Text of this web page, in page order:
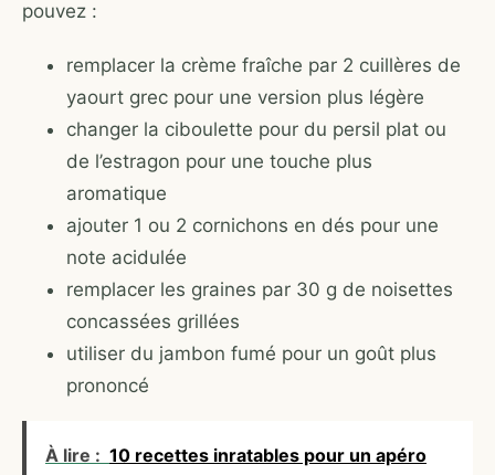
pouvez :
remplacer la crème fraîche par 2 cuillères de
yaourt grec pour une version plus légère
changer la ciboulette pour du persil plat ou
de l’estragon pour une touche plus
aromatique
ajouter 1 ou 2 cornichons en dés pour une
note acidulée
remplacer les graines par 30 g de noisettes
concassées grillées
utiliser du jambon fumé pour un goût plus
prononcé
À lire : 10 recettes inratables pour un apéro